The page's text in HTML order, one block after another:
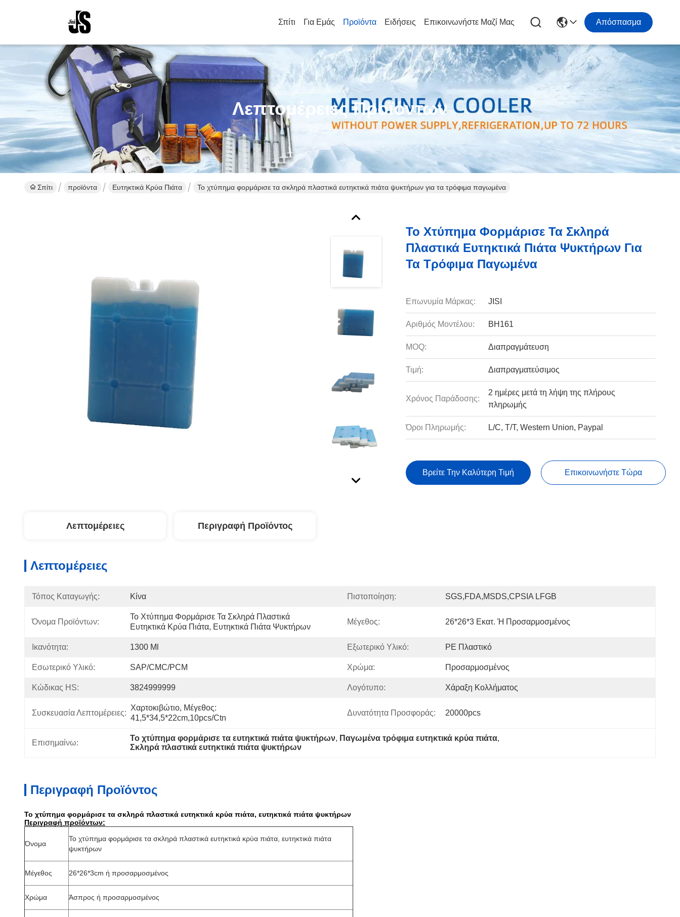
Σπίτι Για Εμάς Προϊόντα Ειδήσεις Επικοινωνήστε Μαζί Μας Απόσπασμα
Λεπτομέρειες Προϊόντων
Σπίτι προϊόντα Ευτηκτικά Κρύα Πιάτα Το χτύπημα φορμάρισε τα σκληρά πλαστικά ευτηκτικά πιάτα ψυκτήρων για τα τρόφιμα παγωμένα
Το Χτύπημα Φορμάρισε Τα Σκληρά
Πλαστικά Ευτηκτικά Πιάτα Ψυκτήρων Για
Τα Τρόφιμα Παγωμένα
Επωνυμία Μάρκας: JISI
Αριθμός Μοντέλου: BH161
MOQ: Διαπραγμάτευση
Τιμή: Διαπραγματεύσιμος
Χρόνος Παράδοσης:
2 ημέρες μετά τη λήψη της πλήρους
πληρωμής
Όροι Πληρωμής: L/C, T/T, Western Union, Paypal
Βρείτε Την Καλύτερη Τιμή Επικοινωνήστε Τώρα
Λεπτομέρειες Περιγραφή Προϊόντος
Λεπτομέρειες
Τόπος Καταγωγής: Κίνα Πιστοποίηση: SGS,FDA,MSDS,CPSIA LFGB
Όνομα Προϊόντων:
Το Χτύπημα Φορμάρισε Τα Σκληρά Πλαστικά
Ευτηκτικά Κρύα Πιάτα, Ευτηκτικά Πιάτα Ψυκτήρων
Μέγεθος: 26*26*3 Εκατ. Ή Προσαρμοσμένος
Ικανότητα: 1300 Ml Εξωτερικό Υλικό: PE Πλαστικό
Εσωτερικό Υλικό: SAP/CMC/PCM Χρώμα: Προσαρμοσμένος
Κώδικας HS: 3824999999 Λογότυπο: Χάραξη Κολλήματος
Συσκευασία Λεπτομέρειες:
Χαρτοκιβώτιο, Μέγεθος:
41,5*34,5*22cm,10pcs/ctn
Δυνατότητα Προσφοράς: 20000pcs
Επισημαίνω:
Το χτύπημα φορμάρισε τα ευτηκτικά πιάτα ψυκτήρων, Παγωμένα τρόφιμα ευτηκτικά κρύα πιάτα,
Σκληρά πλαστικά ευτηκτικά πιάτα ψυκτήρων
Περιγραφή Προϊόντος
Το χτύπημα φορμάρισε τα σκληρά πλαστικά ευτηκτικά κρύα πιάτα, ευτηκτικά πιάτα ψυκτήρων
Περιγραφή προϊόντων:
Όνομα
Το χτύπημα φορμάρισε τα σκληρά πλαστικά ευτηκτικά κρύα πιάτα, ευτηκτικά πιάτα
ψυκτήρων
Μέγεθος 26*26*3cm ή προσαρμοσμένος
Χρώμα Άσπρος ή προσαρμοσμένος